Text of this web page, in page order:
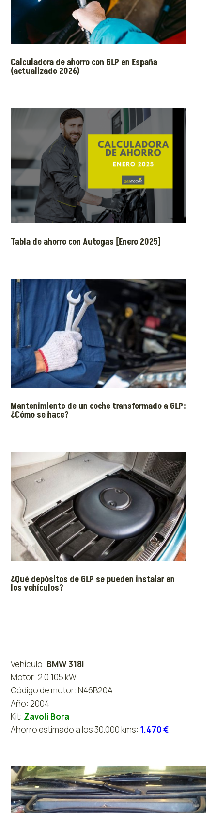
Calculadora de ahorro con GLP en España
(actualizado 2026)
Tabla de ahorro con Autogas [Enero 2025]
Mantenimiento de un coche transformado a GLP:
¿Cómo se hace?
¿Qué depósitos de GLP se pueden instalar en
los vehículos?
Vehículo: BMW 318i
Motor: 2.0 105 kW
Código de motor: N46B20A
Año: 2004
Kit: Zavoli Bora
Ahorro estimado a los 30.000 kms: 1.470 €